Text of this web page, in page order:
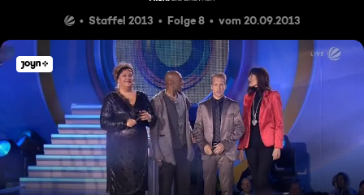
Staffel 2013 Folge 8 vom 20.09.2013